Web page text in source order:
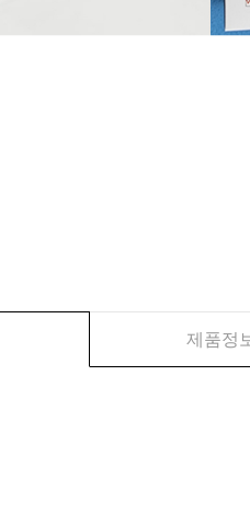
제품정